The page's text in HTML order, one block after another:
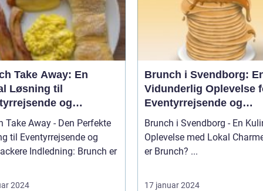
Take Away: En
Løsning til
og
Take Away - Den Perfekte
til Eventyrrejsende og
Brunch er
2024
Brunch i Svendborg:
Vidunderlig Oplevelse
Eventyrrejsende og
Backpackere
Brunch i Svendborg - En
Oplevelse med Lokal Charme
er Brunch? ...
17 januar 2024